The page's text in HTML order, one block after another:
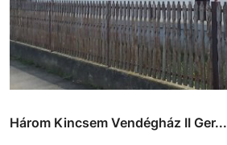
Három Kincsem Vendégház II Ger...